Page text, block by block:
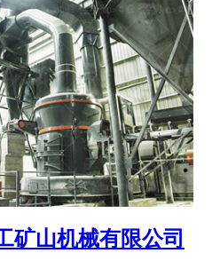
矿山机械有限公司